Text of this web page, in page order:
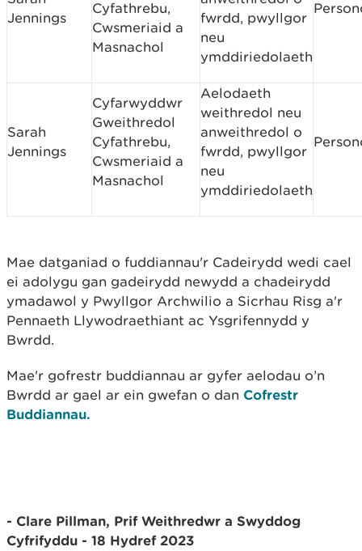
Jennings
Cyfathrebu,
Cwsmeriaid a
Masnachol
fwrdd, pwyllgor
neu
ymddiriedolaeth
Sarah
Jennings
Cyfarwyddwr
Gweithredol
Cyfathrebu,
Cwsmeriaid a
Masnachol
Aelodaeth
weithredol neu
anweithredol o
fwrdd, pwyllgor
neu
ymddiriedolaeth
Mae datganiad o fuddiannau'r Cadeirydd wedi cael
ei adolygu gan gadeirydd newydd a chadeirydd
ymadawol y Pwyllgor Archwilio a Sicrhau Risg a'r
Pennaeth Llywodraethiant ac Ysgrifennydd y
Bwrdd.
Mae'r gofrestr buddiannau ar gyfer aelodau o’n
Bwrdd ar gael ar ein gwefan o dan Cofrestr
Buddiannau.
- Clare Pillman, Prif Weithredwr a Swyddog
Cyfrifyddu - 18 Hydref 2023